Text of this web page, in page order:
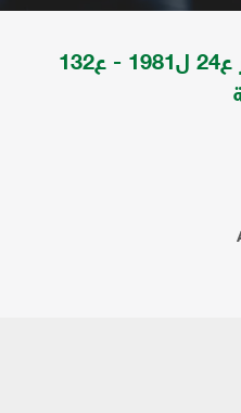
مجلة الفكر العربي المعاصر ع24 ل1981 - ع132